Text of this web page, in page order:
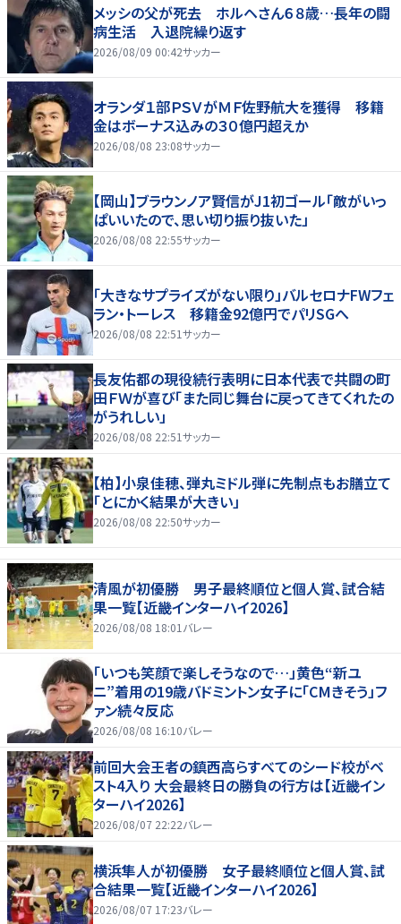
メッシの父が死去 ホルヘさん６８歳…長年の闘
病生活 入退院繰り返す
2026/08/09 00:42サッカー
オランダ１部ＰＳＶがＭＦ佐野航大を獲得 移籍
金はボーナス込みの３０億円超えか
2026/08/08 23:08サッカー
【岡山】ブラウンノア賢信がJ1初ゴール「敵がいっ
ぱいいたので、思い切り振り抜いた」
2026/08/08 22:55サッカー
「大きなサプライズがない限り」バルセロナFWフェ
ラン・トーレス 移籍金92億円でパリSGへ
2026/08/08 22:51サッカー
長友佑都の現役続行表明に日本代表で共闘の町
田ＦＷが喜び「また同じ舞台に戻ってきてくれたの
がうれしい」
2026/08/08 22:51サッカー
【柏】小泉佳穂、弾丸ミドル弾に先制点もお膳立て
「とにかく結果が大きい」
2026/08/08 22:50サッカー
清風が初優勝 男子最終順位と個人賞、試合結
果一覧【近畿インターハイ2026】
2026/08/08 18:01 バレー
「いつも笑顔で楽しそうなので…」黄色“新ユ
ニ”着用の19歳バドミントン女子に「CMきそう」フ
ァン続々反応
2026/08/08 16:10バレー
前回大会王者の鎮西高らすべてのシード校がベ
スト4入り 大会最終日の勝負の行方は【近畿イン
ターハイ2026】
2026/08/07 22:22バレー
横浜隼人が初優勝 女子最終順位と個人賞、試
合結果一覧【近畿インターハイ2026】
2026/08/07 17:23バレー